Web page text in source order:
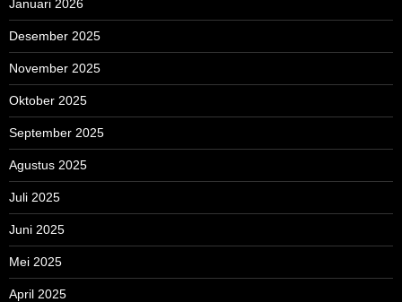
Januari 2026
Desember 2025
November 2025
Oktober 2025
September 2025
Agustus 2025
Juli 2025
Juni 2025
Mei 2025
April 2025